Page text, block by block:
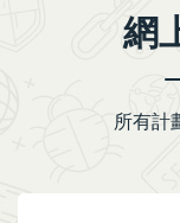
網
所有計